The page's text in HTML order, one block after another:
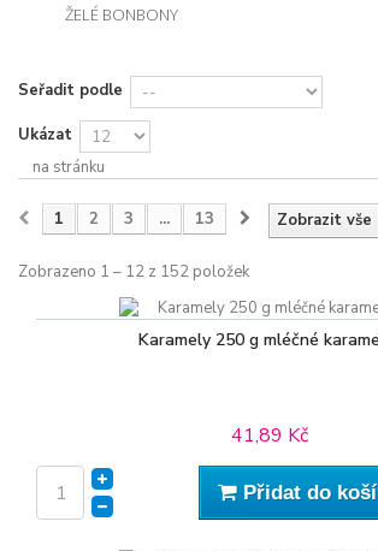
ŽELÉ BONBONY
Seřadit podle
Ukázat
na stránku
Zobrazit vše
1 2 3 ... 13
Zobrazeno 1 – 12 z 152 položek
Karamely 250 g mléčné
41,89 Kč
Přidat do